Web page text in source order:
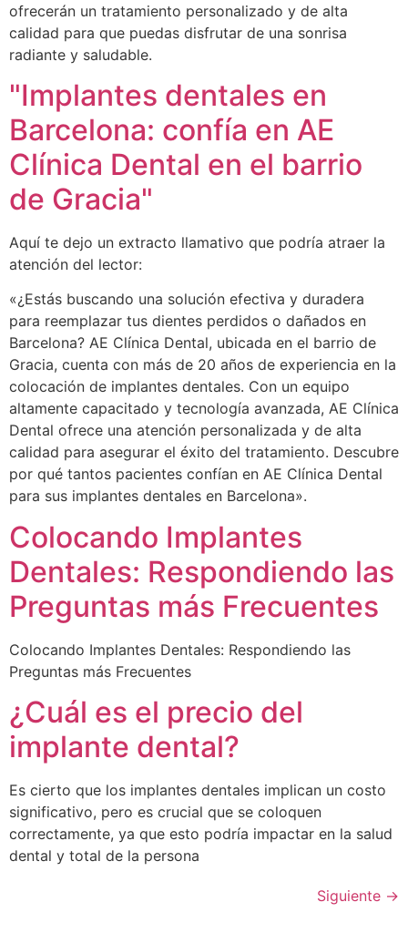
ofrecerán un tratamiento personalizado y de alta
calidad para que puedas disfrutar de una sonrisa
radiante y saludable.
"Implantes dentales en
Barcelona: confía en AE
Clínica Dental en el barrio
de Gracia"
Aquí te dejo un extracto llamativo que podría atraer la
atención del lector:
«¿Estás buscando una solución efectiva y duradera
para reemplazar tus dientes perdidos o dañados en
Barcelona? AE Clínica Dental, ubicada en el barrio de
Gracia, cuenta con más de 20 años de experiencia en la
colocación de implantes dentales. Con un equipo
altamente capacitado y tecnología avanzada, AE Clínica
Dental ofrece una atención personalizada y de alta
calidad para asegurar el éxito del tratamiento. Descubre
por qué tantos pacientes confían en AE Clínica Dental
para sus implantes dentales en Barcelona».
Colocando Implantes
Dentales: Respondiendo las
Preguntas más Frecuentes
Colocando Implantes Dentales: Respondiendo las
Preguntas más Frecuentes
¿Cuál es el precio del
implante dental?
Es cierto que los implantes dentales implican un costo
significativo, pero es crucial que se coloquen
correctamente, ya que esto podría impactar en la salud
dental y total de la persona
Siguiente →